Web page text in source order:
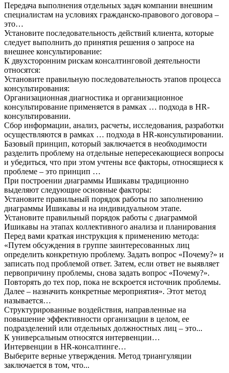
Передача выполнения отдельных задач компании внешним
специалистам на условиях гражданско-правового договора –
это…
Установите последовательность действий клиента, которые
следует выполнить до принятия решения о запросе на
внешнее консультирование:
К двухсторонним рискам консалтинговой деятельности
относятся:
Установите правильную последовательность этапов процесса
консультирования:
Организационная диагностика и организационное
консультирование применяется в рамках … подхода в HR-
консультировании.
Сбор информации, анализ, расчеты, исследования, разработки
осуществляются в рамках … подхода в HR-консультировании.
Базовый принцип, который заключается в необходимости
разделить проблему на отдельные непересекающиеся вопросы
и убедиться, что при этом учтены все факторы, относящиеся к
проблеме – это принцип …
При построении диаграммы Ишикавы традиционно
выделяют следующие основные факторы:
Установите правильный порядок работы по заполнению
диаграммы Ишикавы и на индивидуальном этапе.
Установите правильный порядок работы с диаграммой
Ишикавы на этапах коллективного анализа и планирования
Перед вами краткая инструкция к применению метода:
«Путем обсуждения в группе заинтересованных лиц
определить конкретную проблему. Задать вопрос «Почему?» и
записать под проблемой ответ. Затем, если ответ не выявляет
первопричину проблемы, снова задать вопрос «Почему?».
Повторять до тех пор, пока не вскроется источник проблемы.
Далее – назначить конкретные мероприятия». Этот метод
называется…
Структурированные воздействия, направленные на
повышение эффективности организации в целом, ее
подразделений или отдельных должностных лиц – это...
К универсальным относятся интервенции…
Интервенции в HR-консалтинге…
Выберите верные утверждения. Метод триангуляции
заключается в том, что...